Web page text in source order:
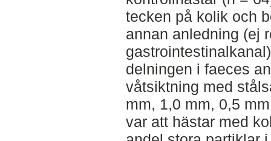
tecken på kolik och
annan anledning (ej
delningen i faeces
våtsiktning med
mm, 1,0 mm, 0,5
var att hästar med